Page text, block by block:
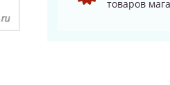
товаров